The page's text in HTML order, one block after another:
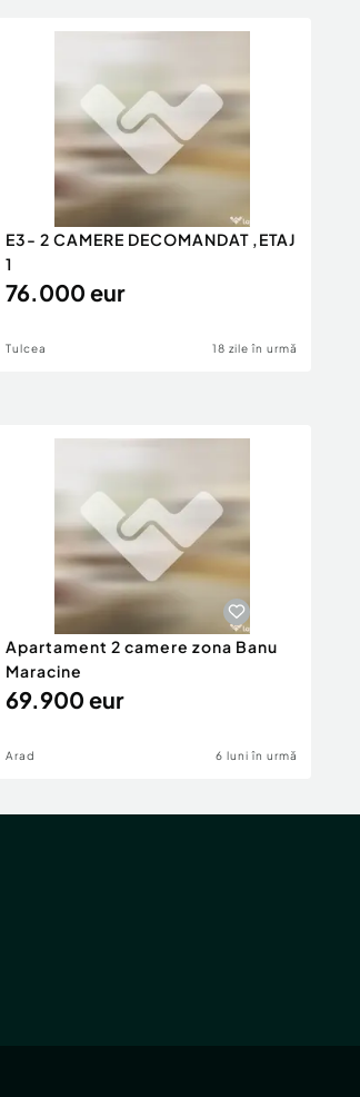
E3- 2 CAMERE DECOMANDAT ,ETAJ
1
76.000 eur
Tulcea 18 zile în urmă
Apartament 2 camere zona Banu
Maracine
69.900 eur
Arad 6 luni în urmă